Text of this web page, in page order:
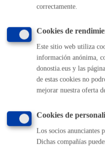
Comunícate con el
Sebastián
(gratuito desde Donostia
(+34) 943 481 000
Buzón de la ciudadanía
Informar de un error en la
Enlaces útiles
Ofertas de empleo
correctamente.
Cookies de
Este sitio web utiliza
información anónima,
donostia.eus y las
de estas cookies no
mejorar nuestra oferta
Cookies de
Los socios anunciantes
Dichas compañías